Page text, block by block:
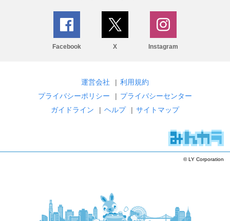
Facebook X Instagram
運営会社 | 利用規約
プライバシーポリシー
| プライバシーセンター
ガイドライン
| ヘルプ | サイトマップ
© LY Corporation